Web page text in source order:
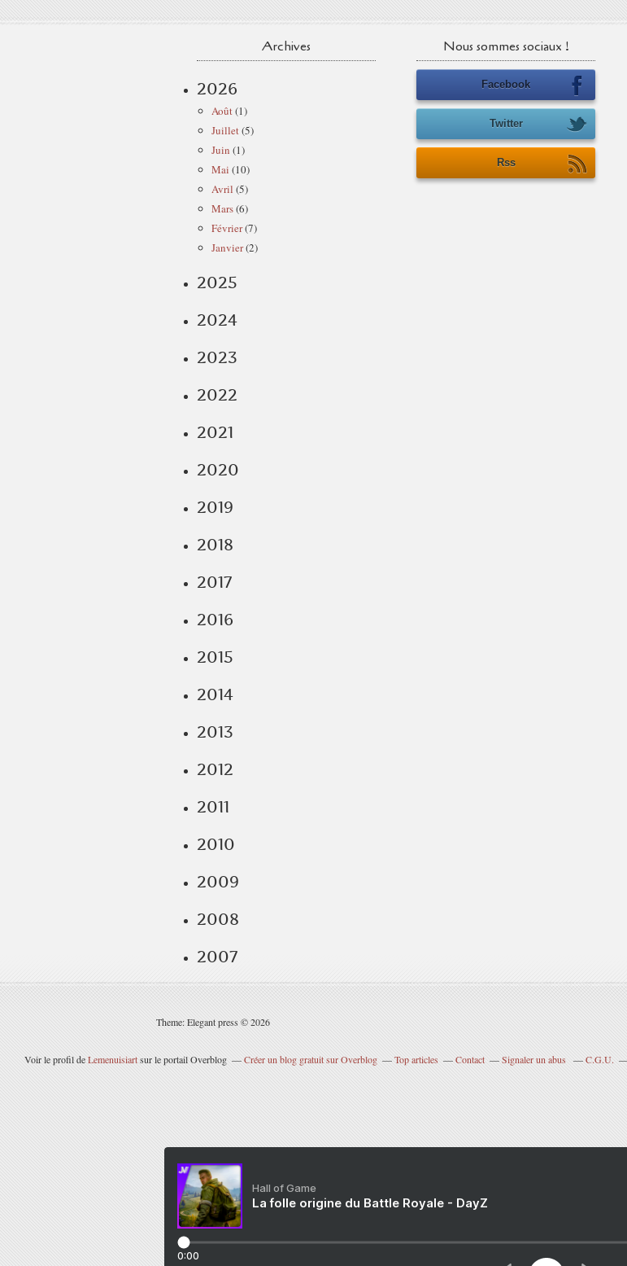
Archives
2026
Août(1)
Juillet(5)
Juin (1)
Mai (10)
Avril (5)
Mars(6)
Février(7)
Janvier(2)
2025
2024
2023
2022
2021
2020
2019
2018
2017
2016
2015
2014
2013
2012
2011
2010
2009
2008
2007
Nous sommes sociaux !
Facebook
Twitter
Rss
Theme: Elegant press © 2026
Voir le profil deLemenuisiartsur le portail Overblog Créer un blog gratuit sur Overblog Top articles Contact Signaler un abus C.G.U.
Hall of Game
La folle origine du Battle Royale - DayZ
0:00